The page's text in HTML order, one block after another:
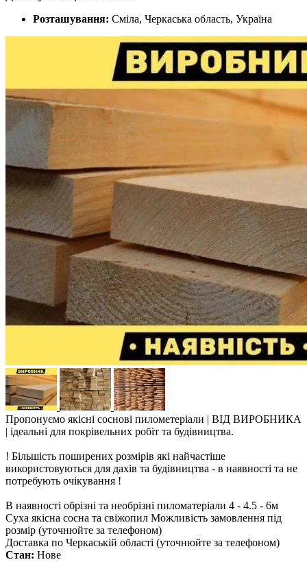
Розташування: Сміла, Черкаська область, Україна
Пропонуємо якісні соснові пилометеріали | ВІД ВИРОБНИКА
| ідеальні для покрівельних робіт та будівництва.
! Більшість поширених розмірів які найчастіше
використовуються для дахів та будівництва - в наявності та не
потребують очікування !
В наявності обрізні та необрізні пиломатеріали 4 - 4.5 - 6м
Суха якісна сосна та свіжопил Можливість замовлення під
розмір (уточнюйте за телефоном)
Доставка по Черкаській області (уточнюйте за телефоном)
Стан: Нове